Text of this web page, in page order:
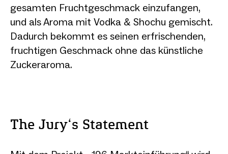
gesamten Fruchtgeschmack einzufangen,
und als Aroma mit Vodka & Shochu gemischt.
Dadurch bekommt es seinen erfrischenden,
fruchtigen Geschmack ohne das künstliche
Zuckeraroma.
The Jury‘s Statement